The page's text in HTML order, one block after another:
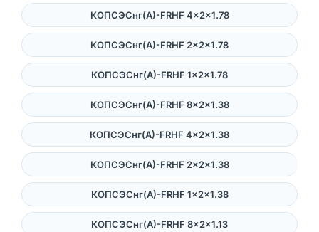
КОПСЭСнг(А)-FRHF 4×2×1.78
КОПСЭСнг(А)-FRHF 2×2×1.78
КОПСЭСнг(А)-FRHF 1×2×1.78
КОПСЭСнг(А)-FRHF 8×2×1.38
КОПСЭСнг(А)-FRHF 4×2×1.38
КОПСЭСнг(А)-FRHF 2×2×1.38
КОПСЭСнг(А)-FRHF 1×2×1.38
КОПСЭСнг(А)-FRHF 8×2×1.13